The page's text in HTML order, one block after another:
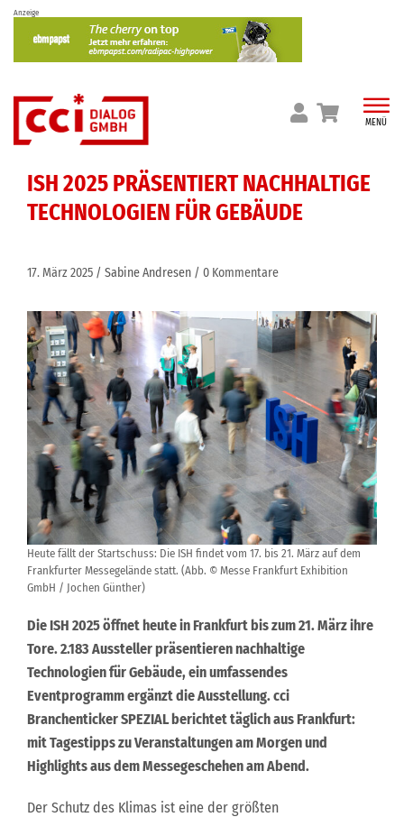
Skip
content
Anzeige
MENÜ
ISH 2025 PRÄSENTIERT NACHHALTIGE
TECHNOLOGIEN FÜR GEBÄUDE
17. März 2025 Sabine Andresen 0 Kommentare
Heute fällt der Startschuss: Die ISH findet vom 17. bis 21. März auf dem
Frankfurter Messegelände statt. (Abb. © Messe Frankfurt Exhibition
GmbH / Jochen Günther)
Die ISH 2025 öffnet heute in Frankfurt bis zum 21. März ihre
Tore. 2.183 Aussteller präsentieren nachhaltige
Technologien für Gebäude, ein umfassendes
Eventprogramm ergänzt die Ausstellung. cci
Branchenticker SPEZIAL berichtet täglich aus Frankfurt:
mit Tagestipps zu Veranstaltungen am Morgen und
Highlights aus dem Messegeschehen am Abend.
Der Schutz des Klimas ist eine der größten